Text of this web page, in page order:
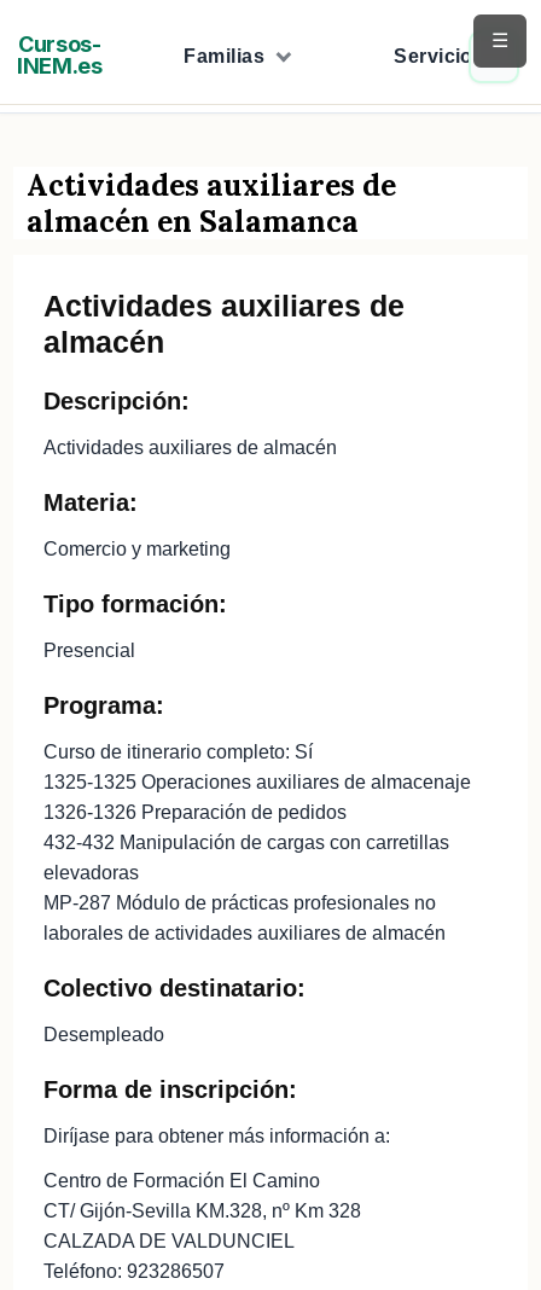
contenido
Cursos-
INEM.es
Familias Servicios
Actividades auxiliares de
almacén en Salamanca
Actividades auxiliares de
almacén
Descripción:
Actividades auxiliares de almacén
Materia:
Comercio y marketing
Tipo formación:
Presencial
Programa:
Curso de itinerario completo: Sí
1325-1325 Operaciones auxiliares de almacenaje
1326-1326 Preparación de pedidos
432-432 Manipulación de cargas con carretillas
elevadoras
MP-287 Módulo de prácticas profesionales no
laborales de actividades auxiliares de almacén
Colectivo destinatario:
Desempleado
Forma de inscripción:
Diríjase para obtener más información a:
Centro de Formación El Camino
CT/ Gijón-Sevilla KM.328, nº Km 328
CALZADA DE VALDUNCIEL
Teléfono: 923286507
☰